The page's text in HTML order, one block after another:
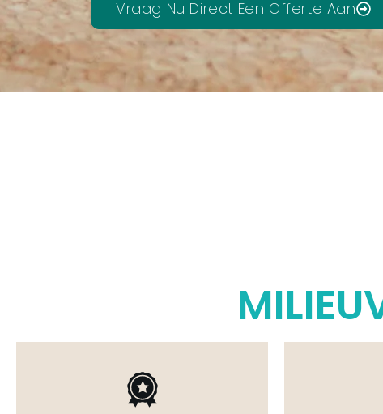
Vraag Nu Direct Een Offerte Aan
Van Kwalitatief Hoogwaardige En
Betrouwbare Kurkleren Stoffen.